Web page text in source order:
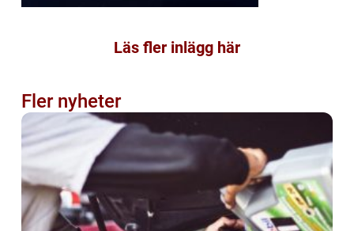
Läs fler inlägg här
Fler nyheter